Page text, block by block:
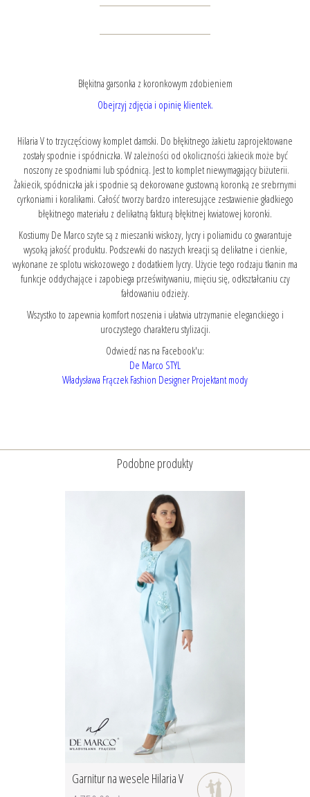
Błękitna garsonka z koronkowym zdobieniem
Obejrzyj zdjęcia i opinię klientek.
Hilaria V to trzyczęściowy komplet damski. Do błękitnego żakietu zaprojektowane
zostały spodnie i spódniczka. W zależności od okoliczności żakiecik może być
noszony ze spodniami lub spódnicą. Jest to komplet niewymagający biżuterii.
Żakiecik, spódniczka jak i spodnie są dekorowane gustowną koronką ze srebrnymi
cyrkoniami i koralikami. Całość tworzy bardzo interesujące zestawienie gładkiego
błękitnego materiału z delikatną fakturą błękitnej kwiatowej koronki.
Kostiumy De Marco szyte są z mieszanki wiskozy, lycry i poliamidu co gwarantuje
wysoką jakość produktu. Podszewki do naszych kreacji są delikatne i cienkie,
wykonane ze splotu wiskozowego z dodatkiem lycry. Użycie tego rodzaju tkanin ma
funkcje oddychające i zapobiega prześwitywaniu, mięciu się, odkształcaniu czy
fałdowaniu odzieży.
Wszystko to zapewnia komfort noszenia i ułatwia utrzymanie eleganckiego i
uroczystego charakteru stylizacji.
Odwiedź nas na Facebook'u:
De Marco STYL
Władysława Frączek Fashion Designer Projektant mody
Podobne produkty
Garnitur na wesele Hilaria V